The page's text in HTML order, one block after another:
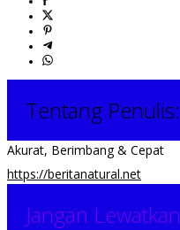
Tentang Penulis:
Akurat, Berimbang & Cepat
https://beritanatural.net
Jangan Lewatkan